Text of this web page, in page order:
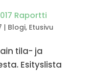
Raportti
| Blogi, Etusivu
tila- ja
Esityslista